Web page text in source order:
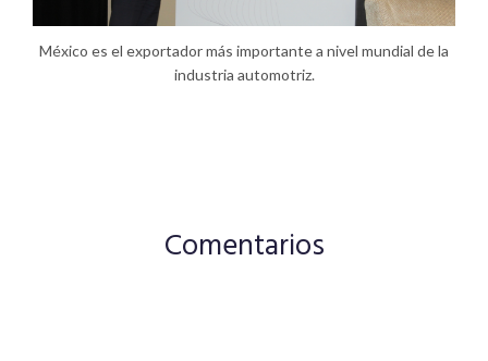
México es el exportador más importante a nivel mundial de la
industria automotriz.
Comentarios